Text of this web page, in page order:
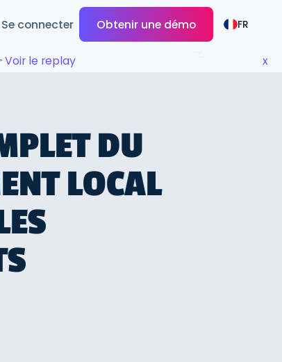
Se connecter Obtenir une démo FR
Voir le replay x
DU
LOCAL